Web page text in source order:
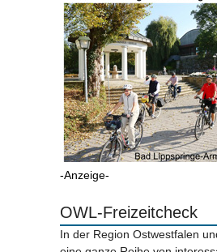
-Anzeige-
OWL-Freizeitcheck
In der Region Ostwestfalen